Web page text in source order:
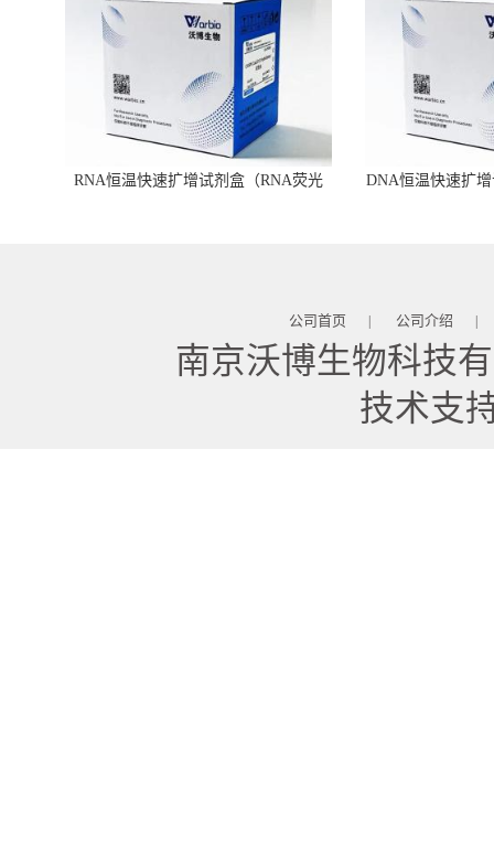
RNA恒温快速扩增试剂盒（RNA荧光
DNA恒温快速扩
公司首页 | 公司介绍 |
南京沃博生物科技
技术支